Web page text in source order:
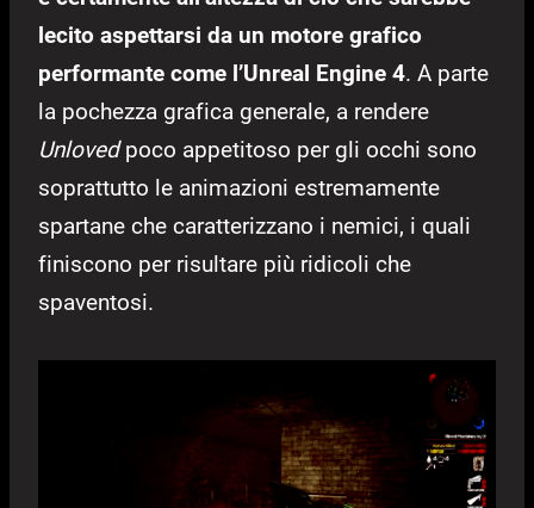
lecito aspettarsi da un motore grafico
performante come l’Unreal Engine 4. A parte
la pochezza grafica generale, a rendere
Unlovedpoco appetitoso per gli occhi sono
soprattutto le animazioni estremamente
spartane che caratterizzano i nemici, i quali
finiscono per risultare più ridicoli che
spaventosi.